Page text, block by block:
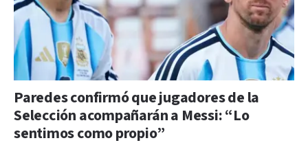
Paredes confirmó que jugadores de la
Selección acompañarán a Messi: “Lo
sentimos como propio”